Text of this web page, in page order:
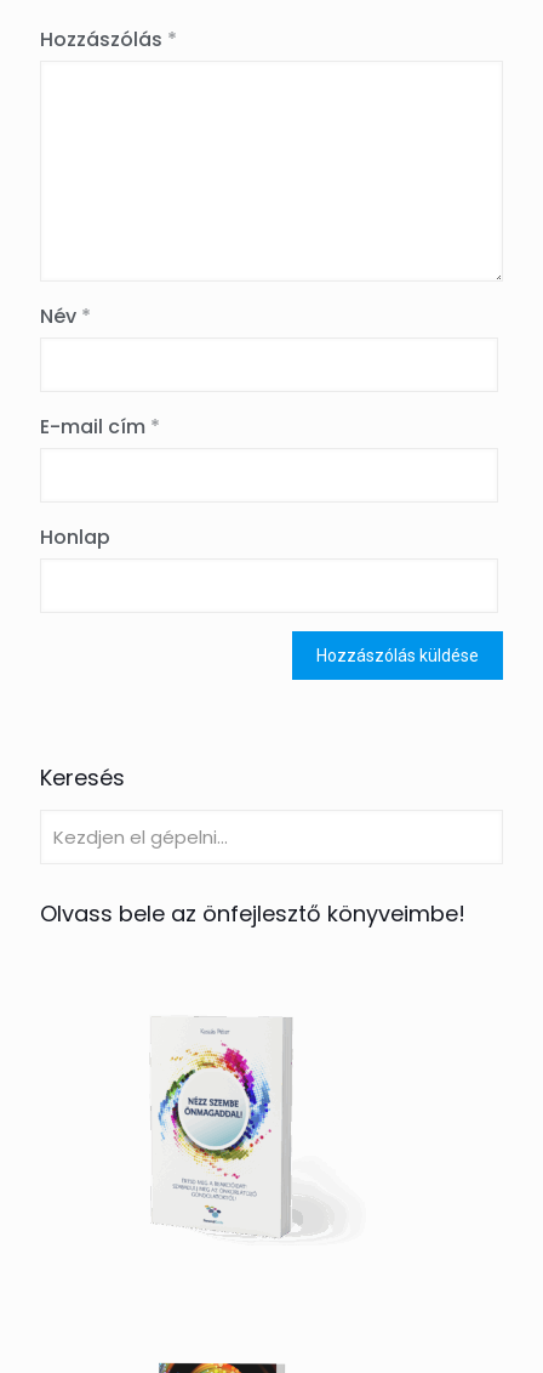
Hozzászólás *
Név *
E-mail cím *
Honlap
Keresés
Olvass bele az önfejlesztő könyveimbe!